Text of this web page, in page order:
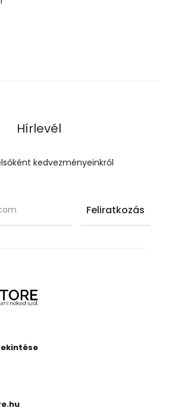
Hírlevél
kedvezményeinkről